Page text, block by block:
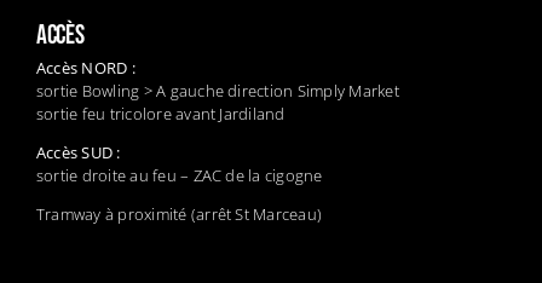
ACCÈS
Accès NORD :
sortie Bowling > A gauche direction Simply Market
sortie feu tricolore avant Jardiland
Accès SUD :
sortie droite au feu – ZAC de la cigogne
Tramway à proximité (arrêt St Marceau)